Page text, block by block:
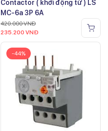
Contactor ( khởi động từ ) LS
MC-6a 3P 6A
420.000VNĐ
235.200 VNĐ
-44%